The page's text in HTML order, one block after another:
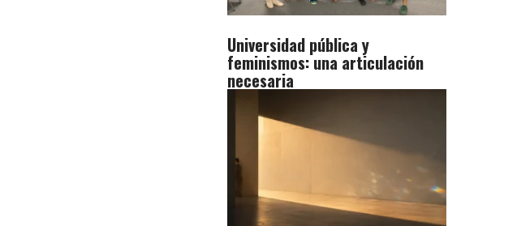
Universidad pública y
feminismos: una articulación
necesaria